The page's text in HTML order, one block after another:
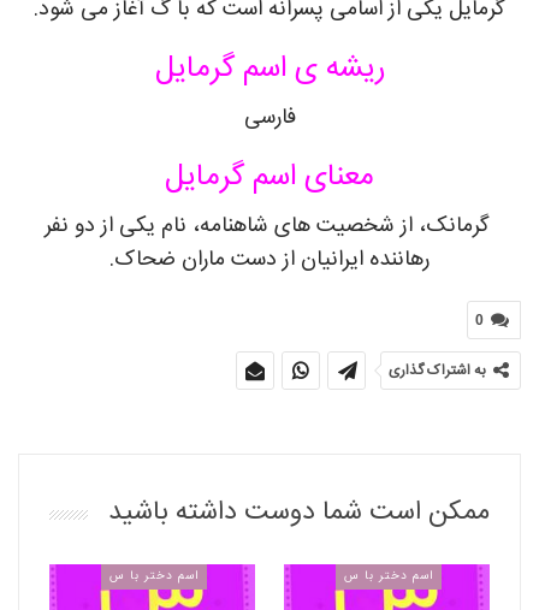
گرمایل یکی از اسامی پسرانه است که با گ آغاز می شود.
ریشه ی اسم گرمایل
فارسی
معنای اسم گرمایل
گرمانک، از شخصیت های شاهنامه، نام یکی از دو نفر
رهاننده ایرانیان از دست ماران ضحاک.
0
به اشتراک گذاری
ممکن است شما دوست داشته باشید
اسم دختر با س اسم دختر با س